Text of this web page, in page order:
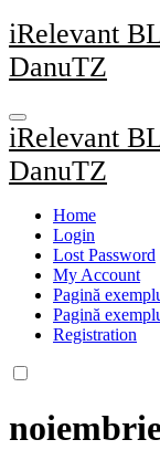
Sari
la
conținut
iRelevant
DanuTZ
iRelevant
DanuTZ
Home
Login
Lost Password
My Account
Pagină
Pagină
Registration